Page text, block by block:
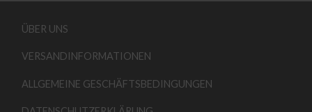
ÜBER UNS
VERSANDINFORMATIONEN
ALLGEMEINE GESCHÄFTSBEDINGUNGEN